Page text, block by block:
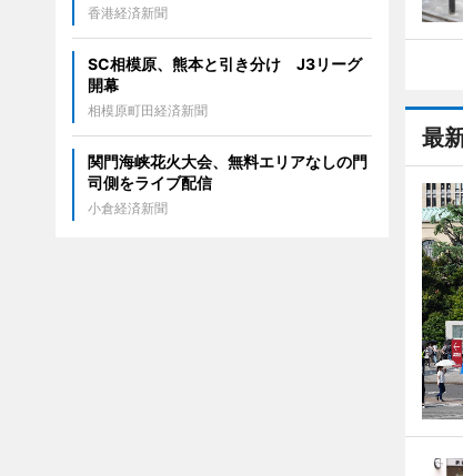
最
香港経済新聞
SC相模原、熊本と引き分け J3リーグ
開幕
相模原町田経済新聞
関門海峡花火大会、無料エリアなしの門
司側をライブ配信
小倉経済新聞